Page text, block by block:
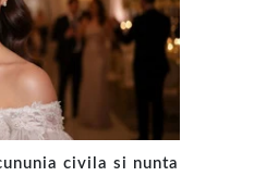
civila si nunta